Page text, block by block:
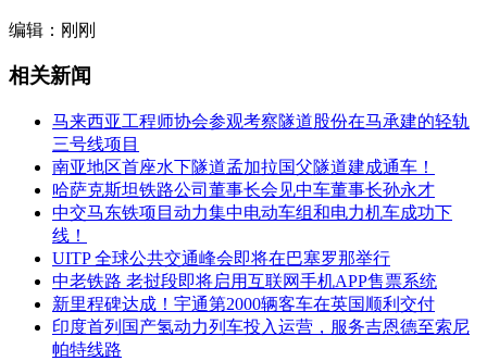
编辑：刚刚
相关新闻
马来西亚工程师协会参观考察隧道股份在马承建的轻轨
三号线项目
南亚地区首座水下隧道孟加拉国父隧道建成通车！
哈萨克斯坦铁路公司董事长会见中车董事长孙永才
中交马东铁项目动力集中电动车组和电力机车成功下
线！
UITP 全球公共交通峰会即将在巴塞罗那举行
中老铁路 老挝段即将启用互联网手机APP售票系统
新里程碑达成！宇通第2000辆客车在英国顺利交付
印度首列国产氢动力列车投入运营，服务吉恩德至索尼
帕特线路